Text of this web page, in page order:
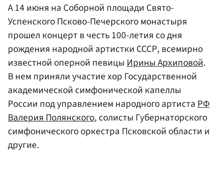
А 14 июня на Соборной площади Свято-
Успенского Псково-Печерского монастыря
прошел концерт в честь 100-летия со дня
рождения народной артистки СССР, всемирно
известной оперной певицыИрины Архиповой.
В нем приняли участие хор Государственной
академической симфонической капеллы
России под управлением народного артистаРФ
Валерия Полянского, солисты Губернаторского
симфонического оркестра Псковской области и
другие.